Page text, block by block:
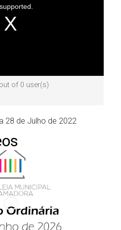
of 0 user(s)
28 de Julho de 2022